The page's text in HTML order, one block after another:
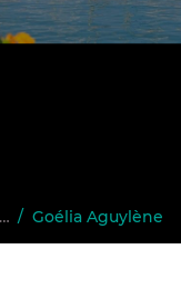
/ Goélia Aguylène